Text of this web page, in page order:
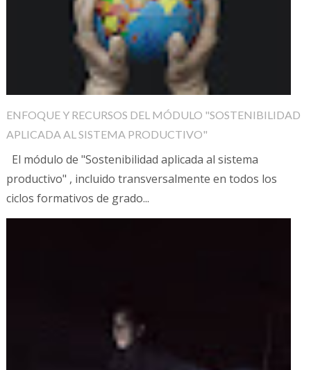
ENFOQUE Y RECURSOS DEL MÓDULO "SOSTENIBILIDAD
APLICADA AL SISTEMA PRODUCTIVO"
El módulo de "Sostenibilidad aplicada al sistema
productivo" , incluido transversalmente en todos los
ciclos formativos de grado...